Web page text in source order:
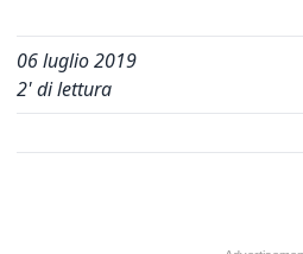
06 luglio 2019
2' di lettura